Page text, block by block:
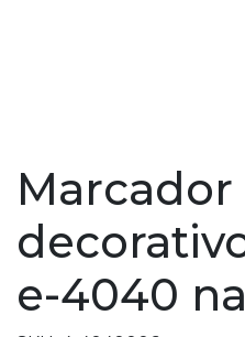
Marcador
e-4040